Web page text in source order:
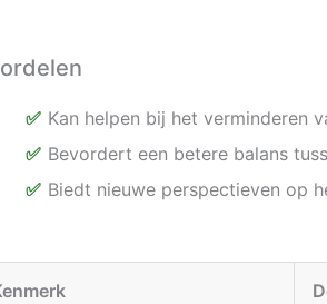
Kan helpen bij het verminderen
Bevordert een betere balans
Biedt nieuwe perspectieven op